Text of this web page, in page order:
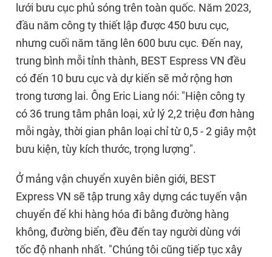
lưới bưu cục phủ sóng trên toàn quốc. Năm 2023,
đầu năm công ty thiết lập được 450 bưu cục,
nhưng cuối năm tăng lên 600 bưu cục. Đến nay,
trung bình mỗi tỉnh thành, BEST Espress VN đều
có đến 10 bưu cục và dự kiến sẽ mở rộng hơn
trong tương lai. Ông Eric Liang nói: "Hiện công ty
có 36 trung tâm phân loại, xử lý 2,2 triệu đơn hàng
mỗi ngày, thời gian phân loại chỉ từ 0,5 - 2 giây một
bưu kiện, tùy kích thước, trọng lượng".
Ở mảng vận chuyển xuyên biên giới, BEST
Express VN sẽ tập trung xây dựng các tuyến vận
chuyển để khi hàng hóa đi bằng đường hàng
không, đường biển, đều đến tay người dùng với
tốc độ nhanh nhất. "Chúng tôi cũng tiếp tục xây